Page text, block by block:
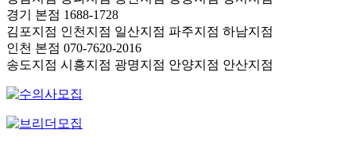
경기 본점 1688-1728
김포지점 인천지점 일산지점 파주지점 하남지점
인천 본점 070-7620-2016
송도지점 시흥지점 광명지점 안양지점 안산지점